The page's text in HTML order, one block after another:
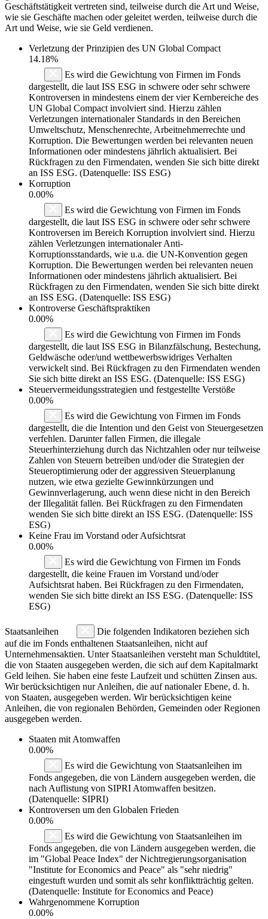
Geschäftstätigkeit vertreten sind, teilweise durch die Art und Weise,
wie sie Geschäfte machen oder geleitet werden, teilweise durch die
Art und Weise, wie sie Geld verdienen.
Verletzung der Prinzipien des UN Global Compact
14.18%
Es wird die Gewichtung von Firmen im Fonds
dargestellt, die laut ISS ESG in schwere oder sehr schwere
Kontroversen in mindestens einem der vier Kernbereiche des
UN Global Compact involviert sind. Hierzu zählen
Verletzungen internationaler Standards in den Bereichen
Umweltschutz, Menschenrechte, Arbeitnehmerrechte und
Korruption. Die Bewertungen werden bei relevanten neuen
Informationen oder mindestens jährlich aktualisiert. Bei
Rückfragen zu den Firmendaten, wenden Sie sich bitte direkt
an ISS ESG. (Datenquelle: ISS ESG)
Korruption
0.00%
Es wird die Gewichtung von Firmen im Fonds
dargestellt, die laut ISS ESG in schwere oder sehr schwere
Kontroversen im Bereich Korruption involviert sind. Hierzu
zählen Verletzungen internationaler Anti-
Korruptionsstandards, wie u.a. die UN-Konvention gegen
Korruption. Die Bewertungen werden bei relevanten neuen
Informationen oder mindestens jährlich aktualisiert. Bei
Rückfragen zu den Firmendaten, wenden Sie sich bitte direkt
an ISS ESG. (Datenquelle: ISS ESG)
Kontroverse Geschäftspraktiken
0.00%
Es wird die Gewichtung von Firmen im Fonds
dargestellt, die laut ISS ESG in Bilanzfälschung, Bestechung,
Geldwäsche oder/und wettbewerbswidriges Verhalten
verwickelt sind. Bei Rückfragen zu den Firmendaten wenden
Sie sich bitte direkt an ISS ESG. (Datenquelle: ISS ESG)
Steuervermeidungsstrategien und festgestellte Verstöße
0.00%
Es wird die Gewichtung von Firmen im Fonds
dargestellt, die die Intention und den Geist von Steuergesetzen
verfehlen. Darunter fallen Firmen, die illegale
Steuerhinterziehung durch das Nichtzahlen oder nur teilweise
Zahlen von Steuern betreiben und/oder die Strategien der
Steueroptimierung oder der aggressiven Steuerplanung
nutzen, wie etwa gezielte Gewinnkürzungen und
Gewinnverlagerung, auch wenn diese nicht in den Bereich
der Illegalität fallen. Bei Rückfragen zu den Firmendaten
wenden Sie sich bitte direkt an ISS ESG. (Datenquelle: ISS
ESG)
Keine Frau im Vorstand oder Aufsichtsrat
0.00%
Es wird die Gewichtung von Firmen im Fonds
dargestellt, die keine Frauen im Vorstand und/oder
Aufsichtsrat haben. Bei Rückfragen zu den Firmendaten,
wenden Sie sich bitte direkt an ISS ESG. (Datenquelle: ISS
ESG)
Staatsanleihen
Die folgenden Indikatoren beziehen sich
auf die im Fonds enthaltenen Staatsanleihen, nicht auf
Unternehmensaktien. Unter Staatsanleihen versteht man Schuldtitel,
die von Staaten ausgegeben werden, die sich auf dem Kapitalmarkt
Geld leihen. Sie haben eine feste Laufzeit und schütten Zinsen aus.
Wir berücksichtigen nur Anleihen, die auf nationaler Ebene, d. h.
von Staaten, ausgegeben werden. Wir berücksichtigen keine
Anleihen, die von regionalen Behörden, Gemeinden oder Regionen
ausgegeben werden.
Staaten mit Atomwaffen
0.00%
Es wird die Gewichtung von Staatsanleihen im
Fonds angegeben, die von Ländern ausgegeben werden, die
nach Auflistung von SIPRI Atomwaffen besitzen.
(Datenquelle: SIPRI)
Kontroversen um den Globalen Frieden
0.00%
Es wird die Gewichtung von Staatsanleihen im
Fonds angegeben, die von Ländern ausgegeben werden, die
im "Global Peace Index" der Nichtregierungsorganisation
"Institute for Economics and Peace" als "sehr niedrig"
eingestuft wurden und somit als sehr konfliktträchtig gelten.
(Datenquelle: Institute for Economics and Peace)
Wahrgenommene Korruption
0.00%